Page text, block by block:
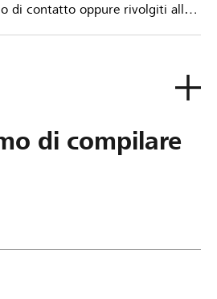
di contatto oppure rivolgiti alla
di compilare